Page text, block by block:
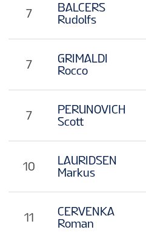
7
BALCERS
Rudolfs
7
GRIMALDI
Rocco
7
PERUNOVICH
Scott
10
LAURIDSEN
Markus
11
CERVENKA
Roman